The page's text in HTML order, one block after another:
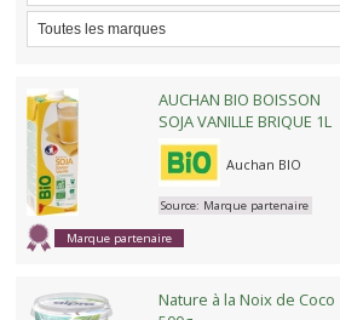
Toutes les marques
AUCHAN BIO BOISSON
SOJA VANILLE BRIQUE 1L
Auchan BIO
Marque partenaire
Source: Marque partenaire
Nature à la Noix de Coco